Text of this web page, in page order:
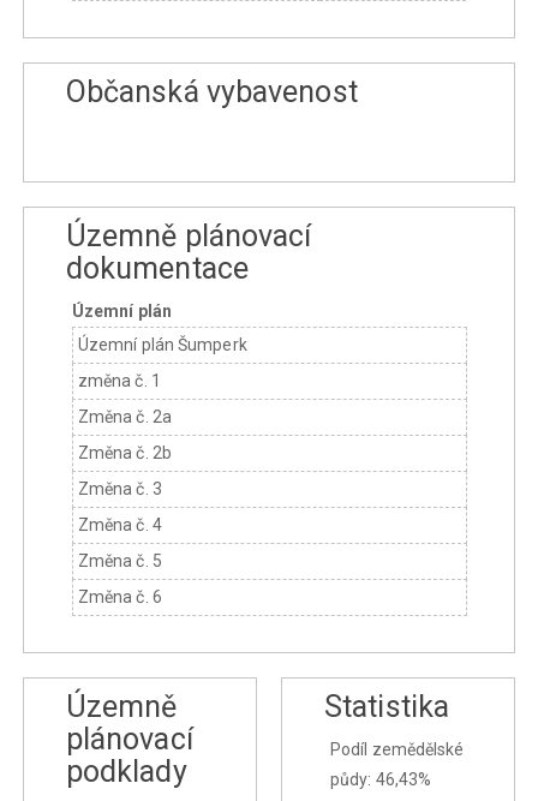
Občanská vybavenost
Územně plánovací
dokumentace
Územní plán
Územní plán Šumperk
změna č. 1
Změna č. 2a
Změna č. 2b
Změna č. 3
Změna č. 4
Změna č. 5
Změna č. 6
Územně
plánovací
podklady
Statistika
Podíl zemědělské
půdy: 46,43%